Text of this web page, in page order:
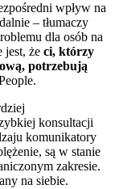
wpływ na
– tłumaczy
dla osób na
jest, że ci, którzy
potrzebują
konsultacji
komunikatory
są w stanie
zakresie.
na siebie.